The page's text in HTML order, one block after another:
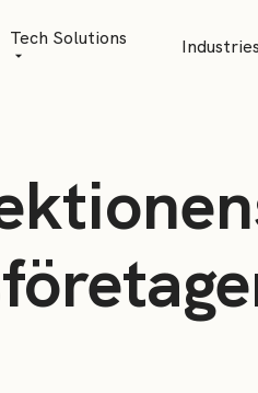
Tech Solutions
Risk Management
Industries